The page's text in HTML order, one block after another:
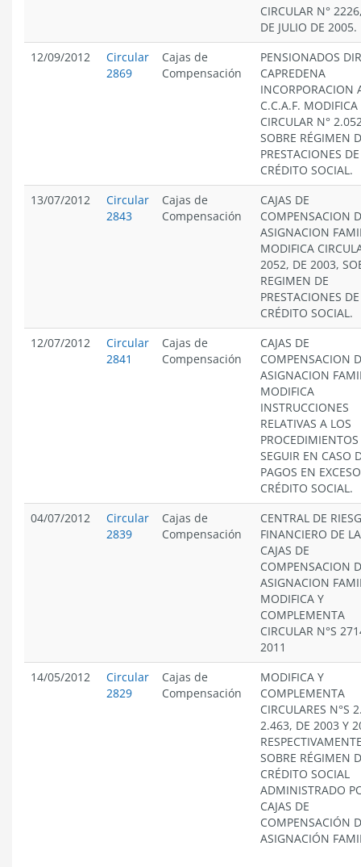
CIRCULAR N°
DE JULIO DE 2005.
12/09/2012
Circular
2869
Cajas de
Compensación
PENSIONADOS
CAPREDENA
INCORPORACION
C.C.A.F. MODIFICA
CIRCULAR N°
SOBRE RÉGIMEN
PRESTACIONES DE
CRÉDITO SOCIAL.
13/07/2012
Circular
2843
Cajas de
Compensación
CAJAS DE
COMPENSACION
ASIGNACION
MODIFICA
2052, DE 2003,
REGIMEN DE
PRESTACIONES DE
CRÉDITO SOCIAL.
12/07/2012
Circular
2841
Cajas de
Compensación
CAJAS DE
COMPENSACION
ASIGNACION
MODIFICA
INSTRUCCIONES
RELATIVAS A LOS
SEGUIR EN CASO
PAGOS EN
CRÉDITO SOCIAL.
04/07/2012
Circular
2839
Cajas de
Compensación
CENTRAL DE
FINANCIERO DE
CAJAS DE
COMPENSACION
ASIGNACION
MODIFICA Y
COMPLEMENTA
CIRCULAR N°S
2011
14/05/2012
Circular
2829
Cajas de
Compensación
MODIFICA Y
COMPLEMENTA
CIRCULARES N°S
2.463, DE 2003 Y
SOBRE RÉGIMEN
CRÉDITO SOCIAL
ADMINISTRADO
CAJAS DE
COMPENSACIÓN
ASIGNACIÓN